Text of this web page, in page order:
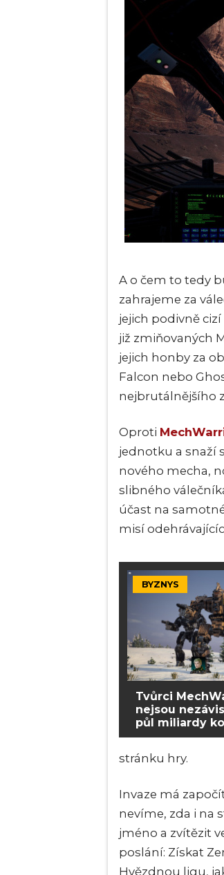
A o čem to tedy
zahrajeme za
jejich podivně
již zmiňovaných
jejich honby za
Falcon nebo
nejbrutálnějšího
Oproti
jednotku a snaží
nového mecha,
slibného
účast na
misí
BYZNYS
Tvůrci
nejsou
půl miliardy
stránku hry.
Invaze má
nevíme, zda i na
jméno a zvítězit
poslání: Získat
Hvězdnou ligu,